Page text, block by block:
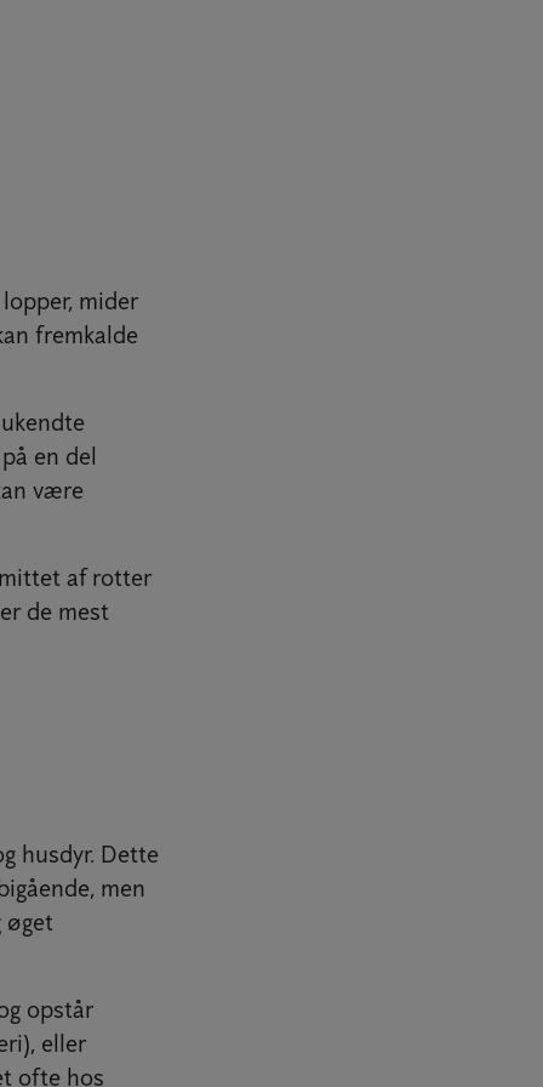
mider
fremkalde
en del
være
af rotter
de mest
husdyr. Dette
men
øget
opstår
eller
ofte hos